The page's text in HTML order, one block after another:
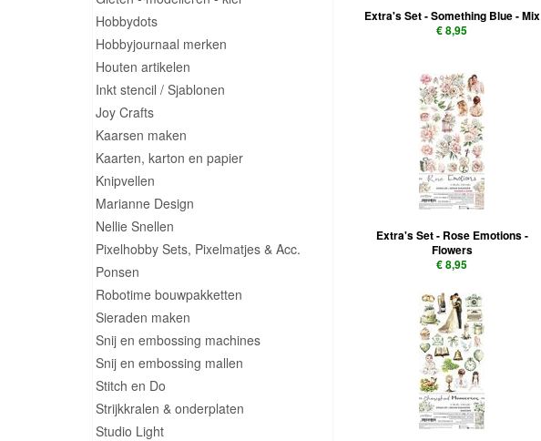
Hobbydots
Hobbyjournaal merken
Houten artikelen
Inkt stencil / Sjablonen
Joy Crafts
Kaarsen maken
Kaarten, karton en papier
Knipvellen
Marianne Design
Nellie Snellen
Pixelhobby Sets, Pixelmatjes & Acc.
Ponsen
Robotime bouwpakketten
Sieraden maken
Snij en embossing machines
Snij en embossing mallen
Stitch en Do
Strijkkralen & onderplaten
Studio Light
Extra's Set - Something Blue - Mix
€ 8,95
Extra's Set - Rose Emotions -
Flowers
€ 8,95